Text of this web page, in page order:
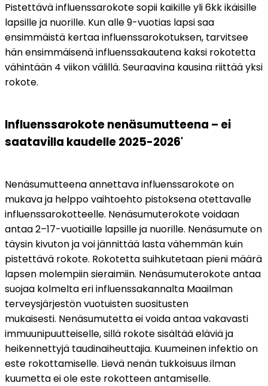
Pistettävä influenssarokote sopii kaikille yli 6kk ikäisille
lapsille ja nuorille. Kun alle 9-vuotias lapsi saa
ensimmäistä kertaa influenssarokotuksen, tarvitsee
hän ensimmäisenä influenssakautena kaksi rokotetta
vähintään 4 viikon välillä. Seuraavina kausina riittää yksi
rokote.
Influenssarokote nenäsumutteena – ei
saatavilla kaudelle 2025-2026'
Nenäsumutteena annettava influenssarokote on
mukava ja helppo vaihtoehto pistoksena otettavalle
influenssarokotteelle. Nenäsumuterokote voidaan
antaa 2–17-vuotiaille lapsille ja nuorille. Nenäsumute on
täysin kivuton ja voi jännittää lasta vähemmän kuin
pistettävä rokote. Rokotetta suihkutetaan pieni määrä
lapsen molempiin sieraimiin. Nenäsumuterokote antaa
suojaa kolmelta eri influenssakannalta Maailman
terveysjärjestön vuotuisten suositusten
mukaisesti. Nenäsumutetta ei voida antaa vakavasti
immuunipuutteiselle, sillä rokote sisältää eläviä ja
heikennettyjä taudinaiheuttajia. Kuumeinen infektio on
este rokottamiselle. Lievä nenän tukkoisuus ilman
kuumetta ei ole este rokotteen antamiselle.